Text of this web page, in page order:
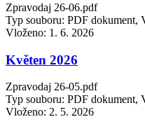
Zpravodaj 26-06.pdf
Typ souboru: PDF dokument,
Vloženo: 1. 6. 2026
Květen 2026
Zpravodaj 26-05.pdf
Typ souboru: PDF dokument,
Vloženo: 2. 5. 2026